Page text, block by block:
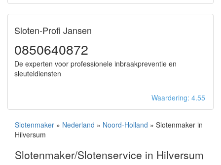
Sloten-Profi Jansen
0850640872
De experten voor professionele inbraakpreventie en
sleuteldiensten
Waardering: 4.55
Slotenmaker » Nederland » Noord-Holland » Slotenmaker in
Hilversum
Slotenmaker/Slotenservice in Hilversum